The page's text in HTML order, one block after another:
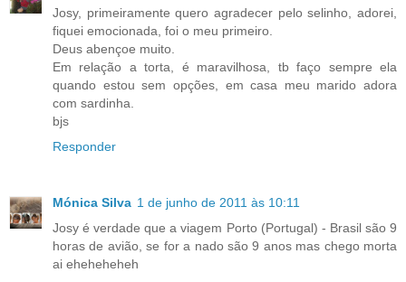
Josy, primeiramente quero agradecer pelo selinho, adorei,
fiquei emocionada, foi o meu primeiro.
Deus abençoe muito.
Em relação a torta, é maravilhosa, tb faço sempre ela
quando estou sem opções, em casa meu marido adora
com sardinha.
bjs
Responder
Mónica Silva 1 de junho de 2011 às 10:11
Josy é verdade que a viagem Porto (Portugal) - Brasil são 9
horas de avião, se for a nado são 9 anos mas chego morta
ai eheheheheh